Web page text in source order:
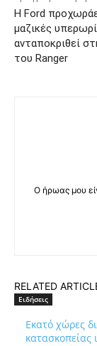
Η Ford
μαζικές
ανταποκριθεί
του Ranger
Ο ήρωας μου
RELATED
Ειδήσεις
Εκατό χώρες
κατασκοπείας